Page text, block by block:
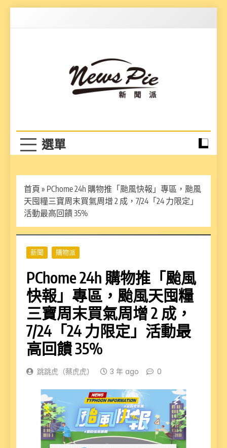
首頁 » PChome 24h 購物推「颱風快報」專區，颱風
天囤糧三寶周末買氣周增 2 成，7/24「24 力限定」
活動最高回饋 35%
新聞 購物派
PChome 24h 購物推「颱風
快報」專區，颱風天囤糧
三寶周末買氣周增 2 成，
7/24「24 力限定」活動最
高回饋 35%
跳跳虎（蔡虎虎） 3 年 ago 0